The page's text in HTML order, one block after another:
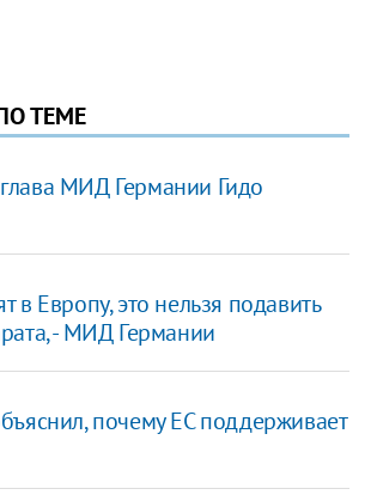
ТЕМЕ
МИД Германии Гидо
в Европу, это нельзя подавить
- МИД Германии
почему ЕС поддерживает